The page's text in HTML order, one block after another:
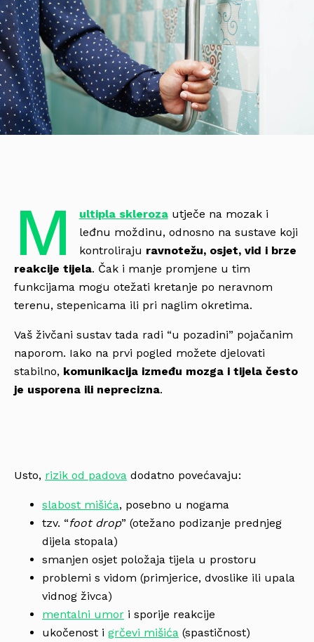
M ultipla sklerozautječe na mozak i
leđnu moždinu, odnosno na sustave koji
kontroliraju ravnotežu, osjet, vid i brze
reakcije tijela. Čak i manje promjene u tim
funkcijama mogu otežati kretanje po neravnom
terenu, stepenicama ili pri naglim okretima.
Vaš živčani sustav tada radi “u pozadini” pojačanim
naporom. Iako na prvi pogled možete djelovati
stabilno, komunikacija između mozga i tijela često
je usporena ili neprecizna.
Usto, rizik od padova dodatno povećavaju:
slabost mišića, posebno u nogama
tzv. “foot drop” (otežano podizanje prednjeg
dijela stopala)
smanjen osjet položaja tijela u prostoru
problemi s vidom (primjerice, dvoslike ili upala
vidnog živca)
mentalni umor i sporije reakcije
ukočenost i grčevi mišića (spastičnost)